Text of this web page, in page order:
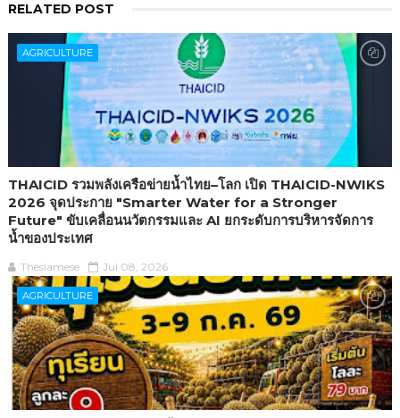
RELATED POST
AGRICULTURE
THAICID รวมพลังเครือข่ายน้ำไทย–โลก เปิด THAICID-NWIKS
2026 จุดประกาย "Smarter Water for a Stronger
Future" ขับเคลื่อนนวัตกรรมและ AI ยกระดับการบริหารจัดการ
น้ำของประเทศ
Thesiamese Jul 08, 2026
AGRICULTURE